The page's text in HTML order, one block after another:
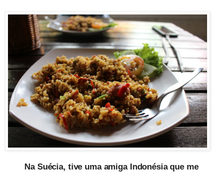
Na Suécia, tive uma amiga Indonésia que me